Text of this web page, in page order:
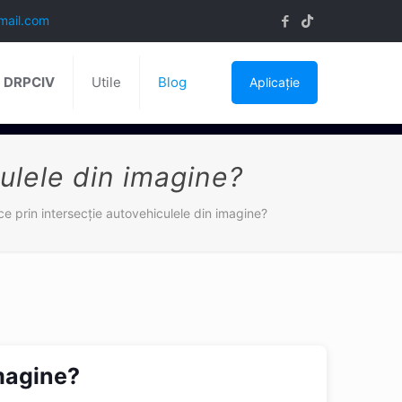
Utile Blog Aplicație
din imagine?
prin intersecție autovehiculele din imagine?